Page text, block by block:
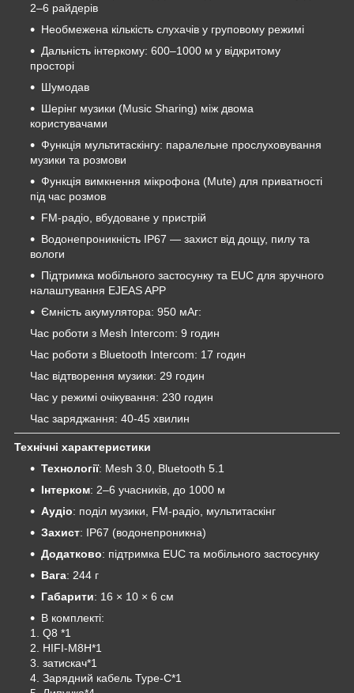
2–6 райдерів
Необмежена кількість слухачів у груповому режимі
Дальність інтеркому: 600–1000 м у відкритому
просторі
Шумодав
Шерінг музики (Music Sharing) між двома
користувачами
Функція мультитаскінгу: паралельне прослуховування
музики та розмови
Функція вимкнення мікрофона (Mute) для приватності
під час розмов
FM-радіо, вбудоване у пристрій
Водонепроникність IP67 — захист від дощу, пилу та
вологи
Підтримка мобільного застосунку та EUC для зручного
налаштування EJEAS APP
Ємність акумулятора: 950 мАг:
Час роботи з Mesh Intercom: 9 годин
Час роботи з Bluetooth Intercom: 17 годин
Час відтворення музики: 29 годин
Час у режимі очікування: 230 годин
Час заряджання: 40-45 хвилин
Технічні характеристики
Технології: Mesh 3.0, Bluetooth 5.1
Інтерком: 2–6 учасників, до 1000 м
Аудіо: поділ музики, FM-радіо, мультитаскінг
Захист: IP67 (водонепроникна)
Додатково: підтримка EUC та мобільного застосунку
Вага: 244 г
Габарити: 16 × 10 × 6 см
В комплекті:
1. Q8 *1
2. HIFI-M8H*1
3. затискач*1
4. Зарядний кабель Type-C*1